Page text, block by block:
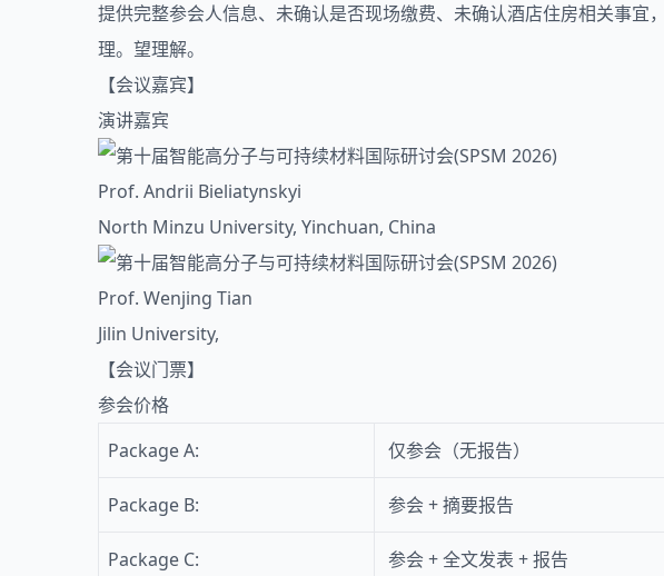
提供完整参会人信息、未确认是否现场缴费、未确认酒店住房相关事
理。望理解。
【会议嘉宾】
演讲嘉宾
Prof. Andrii Bieliatynskyi
North Minzu University, Yinchuan, China
Prof. Wenjing Tian
Jilin University,
【会议门票】
参会价格
Package A:
仅参会（无报告）
Package B: 参会 + 摘要报告
Package C: 参会 + 全文发表 + 报告